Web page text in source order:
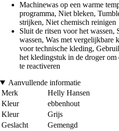
Machinewas op een warme
programma, Niet bleken,
strijken, Niet chemisch reinigen
Sluit de ritsen voor het
wassen, Was met vergelijkbare
voor technische kleding,
het kledingstuk in de droger om
te reactiveren
Aanvullende informatie
Merk
Helly Hansen
Kleur
ebbenhout
Kleur
Grijs
Geslacht
Gemengd